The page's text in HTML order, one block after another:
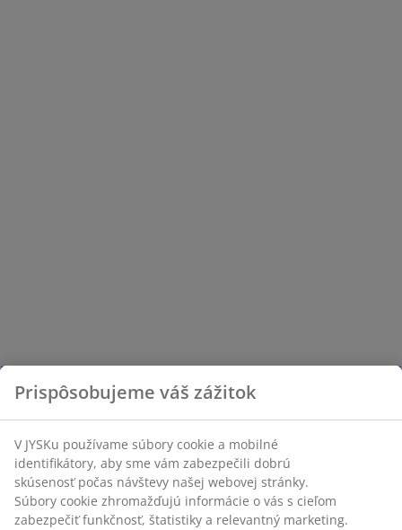
Prispôsobujeme váš zážitok
V JYSKu používame súbory cookie a mobilné
identifikátory, aby sme vám zabezpečili dobrú
skúsenosť počas návštevy našej webovej stránky.
Súbory cookie zhromažďujú informácie o vás s cieľom
zabezpečiť funkčnosť, štatistiky a relevantný marketing.